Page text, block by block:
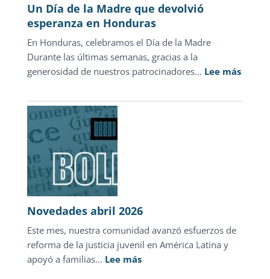
adolescentes
representa
sólo
1.3%
de
carpetas
de
investigación
Un Día de la Madre que devolvió
esperanza en Honduras
En Honduras, celebramos el Día de la Madre
Durante las últimas semanas, gracias a la
generosidad de nuestros patrocinadores... Lee más:
Día
Novedades abril 2026
Este mes, nuestra comunidad avanzó esfuerzos de
reforma de la justicia juvenil en América Latina y
apoyó a familias... Lee más: